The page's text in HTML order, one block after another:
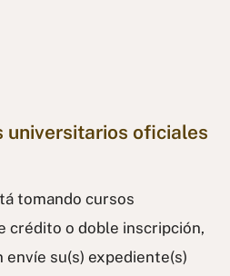
universitarios oficiales
tomando cursos
crédito o doble inscripción,
su(s) expediente(s)